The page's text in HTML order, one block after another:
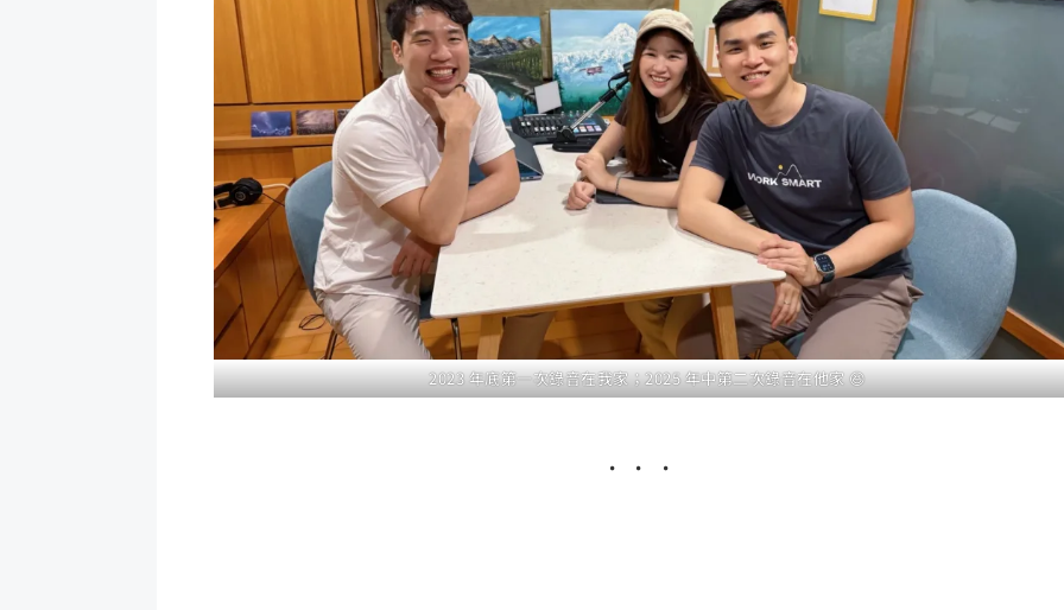
2023 年底第一次錄音在我家；2025 年中第二次錄音在他家 😆